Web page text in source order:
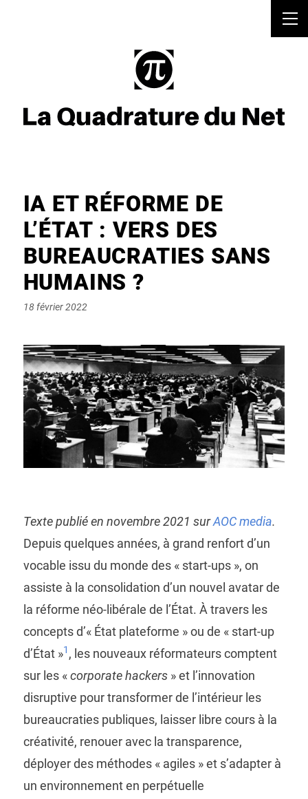
IA ET RÉFORME DE
L’ÉTAT : VERS DES
BUREAUCRATIES SANS
HUMAINS ?
Posted
18 février 2022
Texte publié en novembre 2021 surAOC media.
Depuis quelques années, à grand renfort d’un
vocable issu du monde des « start-ups », on
assiste à la consolidation d’un nouvel avatar de
la réforme néo-libérale de l’État. À travers les
concepts d’« État plateforme » ou de « start-up
d’État »1 , les nouveaux réformateurs comptent
sur les «corporate hackers» et l’innovation
disruptive pour transformer de l’intérieur les
bureaucraties publiques, laisser libre cours à la
créativité, renouer avec la transparence,
déployer des méthodes « agiles » et s’adapter à
un environnement en perpétuelle